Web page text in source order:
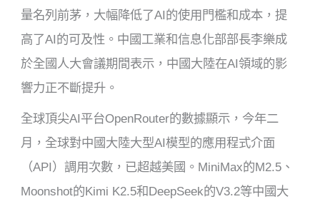
量名列前茅，大幅降低了AI的使用門檻和成本，提
高了AI的可及性。中國工業和信息化部部長李樂成
於全國人大會議期間表示，中國大陸在AI領域的影
響力正不斷提升。
全球頂尖AI平台OpenRouter的數據顯示，今年二
月，全球對中國大陸大型AI模型的應用程式介面
（API）調用次數，已超越美國。MiniMax的M2.5、
Moonshot的Kimi K2.5和DeepSeek的V3.2等中國大